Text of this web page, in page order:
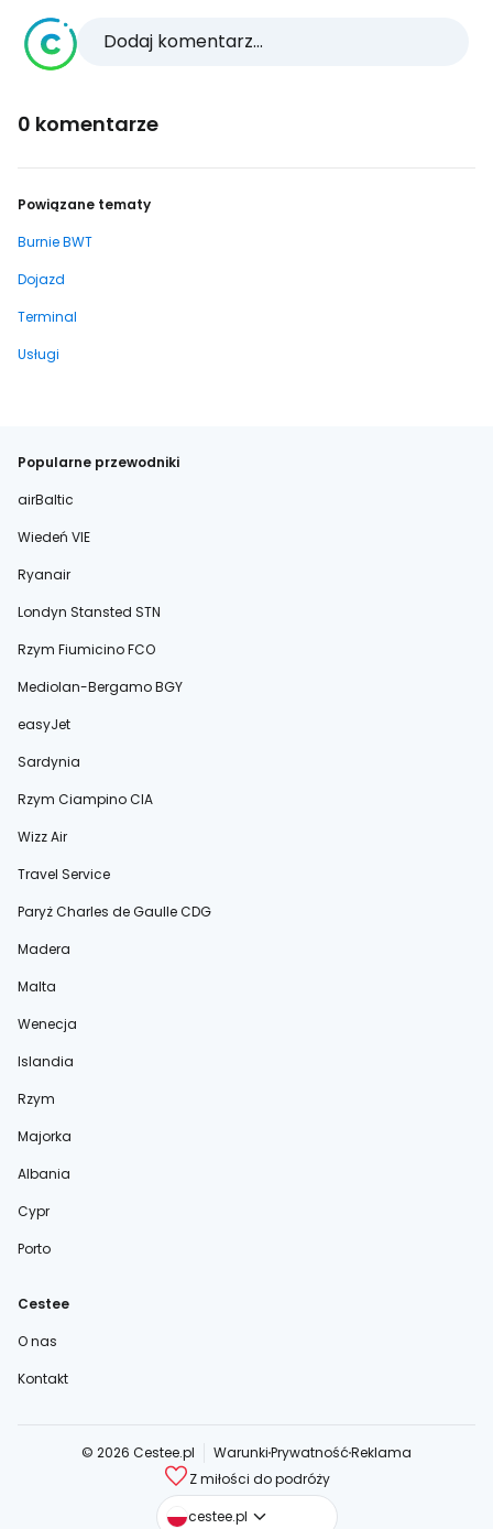
Dodaj komentarz...
0 komentarze
Powiązane tematy
Burnie BWT
Dojazd
Terminal
Usługi
Popularne przewodniki
airBaltic
Wiedeń VIE
Ryanair
Londyn Stansted STN
Rzym Fiumicino FCO
Mediolan-Bergamo BGY
easyJet
Sardynia
Rzym Ciampino CIA
Wizz Air
Travel Service
Paryż Charles de Gaulle CDG
Madera
Malta
Wenecja
Islandia
Rzym
Majorka
Albania
Cypr
Porto
Cestee
O nas
Kontakt
© 2026 Cestee.pl WarunkiPrywatnośćReklama
Z miłości do podróży
cestee.pl
cestee.com